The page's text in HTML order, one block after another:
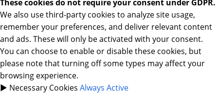
These cookies do not require your consent under GDPR.
We also use third-party cookies to analyze site usage,
remember your preferences, and deliver relevant content
and ads. These will only be activated with your consent.
You can choose to enable or disable these cookies, but
please note that turning off some types may affect your
browsing experience.
► Necessary Cookies Always Active